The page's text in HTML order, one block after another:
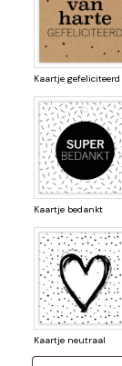
Kaartje gefeliciteerd
Kaartje bedankt
Kaartje neutraal